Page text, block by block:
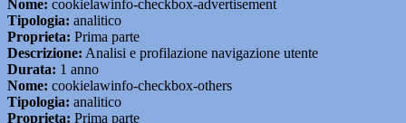
Nome: cookielawinfo-checkbox-advertisement
Tipologia: analitico
Proprieta: Prima parte
Descrizione: Analisi e profilazione navigazione utente
Durata: 1 anno
Nome: cookielawinfo-checkbox-others
Tipologia: analitico
Proprieta: Prima parte